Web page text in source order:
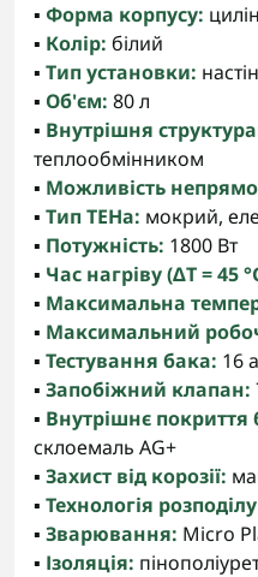
▪️ Форма корпусу:
▪️ Колір: білий
▪️ Тип установки:
▪️ Об'єм: 80 л
▪️ Внутрішня
теплообмінником
▪️ Можливість
▪️ Тип ТЕНа: мокрий,
▪️ Потужність: 1800 Вт
▪️ Час нагріву (ΔT = 45
▪️ Максимальна
▪️ Максимальний
▪️ Тестування бака: 16
▪️ Запобіжний клапан:
▪️ Внутрішнє покриття
склоемаль AG+
▪️ Захист від корозії:
▪️ Технологія
▪️ Зварювання: Micro
▪️ Ізоляція: